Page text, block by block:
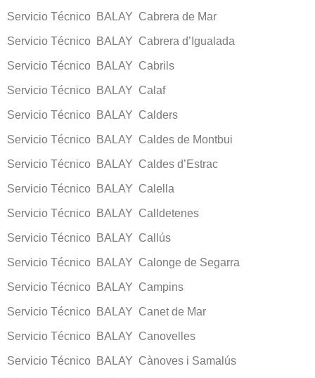
Servicio Técnico BALAY Cabrera de Mar
Servicio Técnico BALAY Cabrera d’Igualada
Servicio Técnico BALAY Cabrils
Servicio Técnico BALAY Calaf
Servicio Técnico BALAY Calders
Servicio Técnico BALAY Caldes de Montbui
Servicio Técnico BALAY Caldes d’Estrac
Servicio Técnico BALAY Calella
Servicio Técnico BALAY Calldetenes
Servicio Técnico BALAY Callús
Servicio Técnico BALAY Calonge de Segarra
Servicio Técnico BALAY Campins
Servicio Técnico BALAY Canet de Mar
Servicio Técnico BALAY Canovelles
Servicio Técnico BALAY Cànoves i Samalús